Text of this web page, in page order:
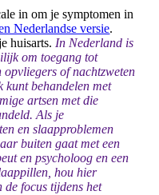
in om je symptomen in
Nederlandse versie.
huisarts. In Nederland is
om toegang tot
of nachtzweten
kunt behandelen met
artsen met die
Als je
en slaapproblemen
buiten gaat met een
en psycholoog en een
hou hier
de focus tijdens het